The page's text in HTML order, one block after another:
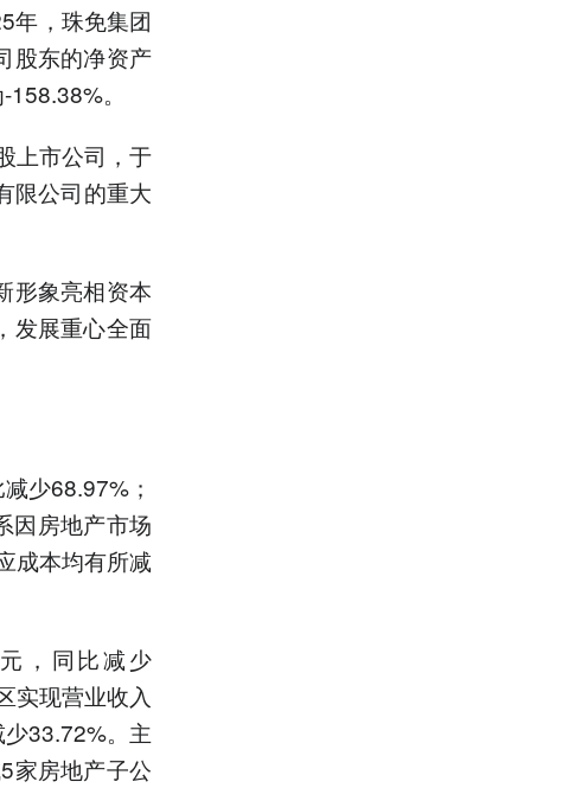
年，珠免集团
股东的净资产
。
上市公司，于
限公司的重大
形象亮相资本
发展重心全面
少68.97%；
因房地产市场
成本均有所减
，同比减少
实现营业收入
33.72%。主
家房地产子公